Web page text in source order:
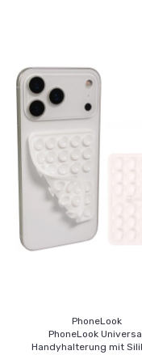
PhoneLook
PhoneLook
Handyhalterung mit